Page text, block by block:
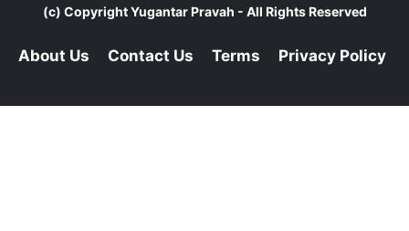
(c) CopyrightYugantar Pravah - All Rights Reserved
About Us Contact Us Terms Privacy Policy